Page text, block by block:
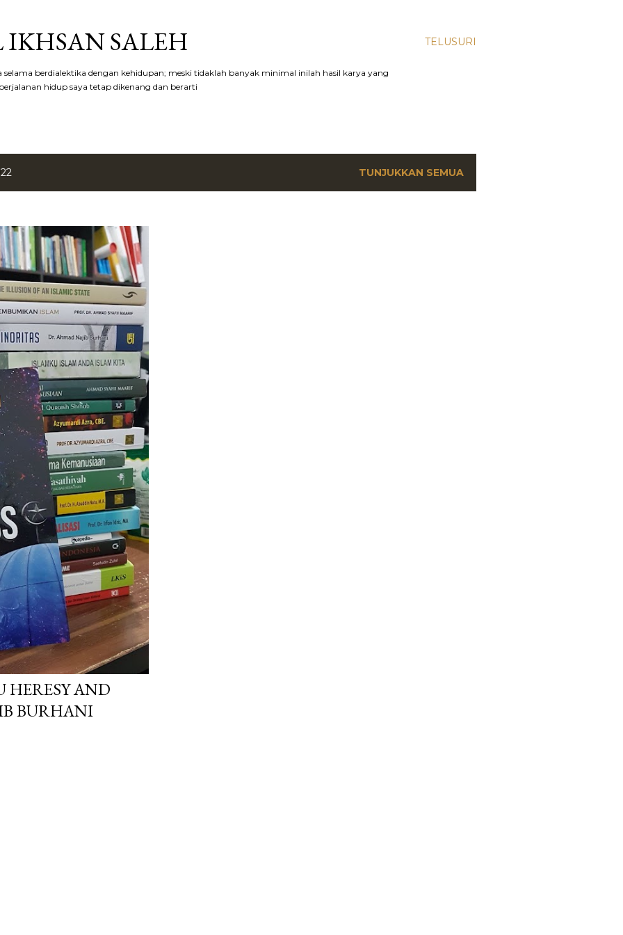
TELUSURI
SALEH
selama berdialektika dengan kehidupan; meski tidaklah banyak minimal inilah hasil karya yang
hidup saya tetap dikenang dan berarti
TUNJUKKAN SEMUA
HERESY AND
BURHANI